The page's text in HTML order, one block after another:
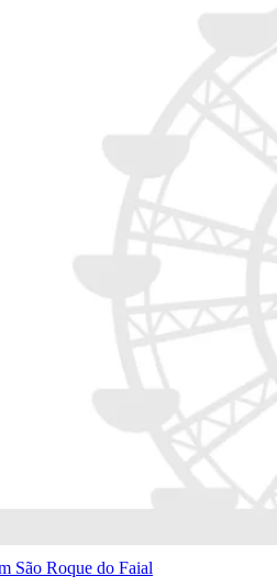
São Roque do Faial